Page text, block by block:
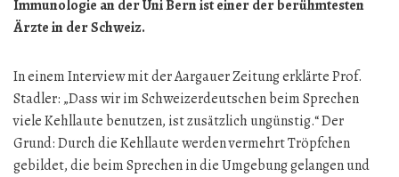
Immunologie an der Uni Bern ist einer der berühmtesten
Ärzte in der Schweiz.
In einem Interview mit der Aargauer Zeitung erklärte Prof.
Stadler: „Dass wir im Schweizerdeutschen beim Sprechen
viele Kehllaute benutzen, ist zusätzlich ungünstig.“ Der
Grund: Durch die Kehllaute werden vermehrt Tröpfchen
gebildet, die beim Sprechen in die Umgebung gelangen und